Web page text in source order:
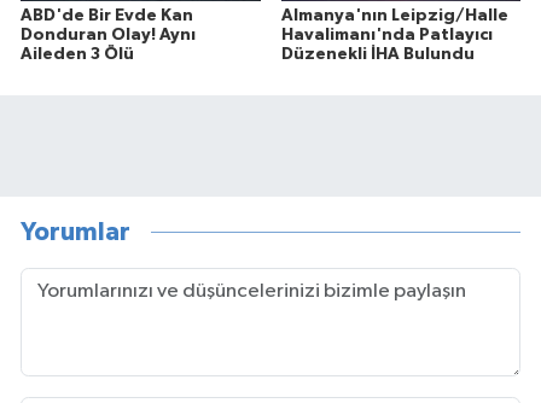
ABD'de Bir Evde Kan
Donduran Olay! Aynı
Aileden 3 Ölü
Almanya'nın Leipzig/Halle
Havalimanı'nda Patlayıcı
Düzenekli İHA Bulundu
Yorumlar